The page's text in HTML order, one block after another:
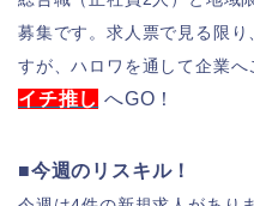
募集です。求人票で見る限
すが、ハロワを通して企業
イチ推し へGO！
■今週のリスキル！